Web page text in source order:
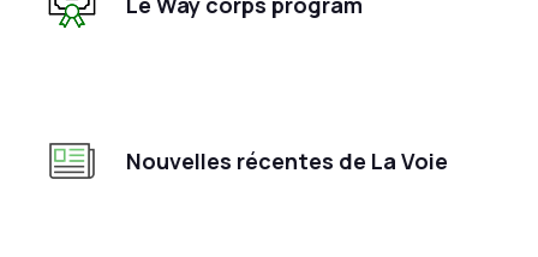
Nouvelles récentes de La Voie